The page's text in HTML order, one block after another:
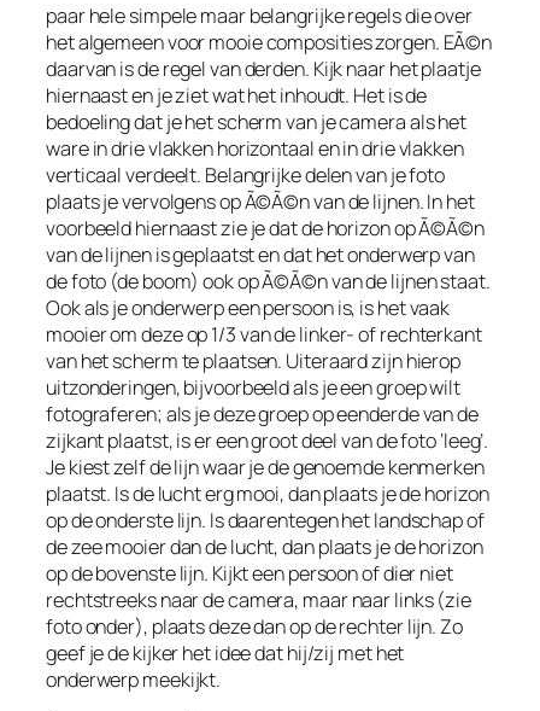
paar hele simpele maar belangrijke regels die over
het algemeen voor mooie composities zorgen. EÃ©n
daarvan is de regel van derden. Kijk naar het plaatje
hiernaast en je ziet wat het inhoudt. Het is de
bedoeling dat je het scherm van je camera als het
ware in drie vlakken horizontaal en in drie vlakken
verticaal verdeelt. Belangrijke delen van je foto
plaats je vervolgens op Ã©Ã©n van de lijnen. In het
voorbeeld hiernaast zie je dat de horizon op Ã©Ã©n
van de lijnen is geplaatst en dat het onderwerp van
de foto (de boom) ook op Ã©Ã©n van de lijnen staat.
Ook als je onderwerp een persoon is, is het vaak
mooier om deze op 1/3 van de linker- of rechterkant
van het scherm te plaatsen. Uiteraard zijn hierop
uitzonderingen, bijvoorbeeld als je een groep wilt
fotograferen; als je deze groep op eenderde van de
zijkant plaatst, is er een groot deel van de foto ‘leeg’.
Je kiest zelf de lijn waar je de genoemde kenmerken
plaatst. Is de lucht erg mooi, dan plaats je de horizon
op de onderste lijn. Is daarentegen het landschap of
de zee mooier dan de lucht, dan plaats je de horizon
op de bovenste lijn. Kijkt een persoon of dier niet
rechtstreeks naar de camera, maar naar links (zie
foto onder), plaats deze dan op de rechter lijn. Zo
geef je de kijker het idee dat hij/zij met het
onderwerp meekijkt.